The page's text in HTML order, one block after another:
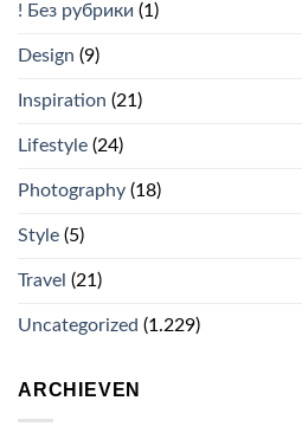
! Без рубрики (1)
Design (9)
Inspiration (21)
Lifestyle (24)
Photography (18)
Style (5)
Travel (21)
Uncategorized (1.229)
ARCHIEVEN